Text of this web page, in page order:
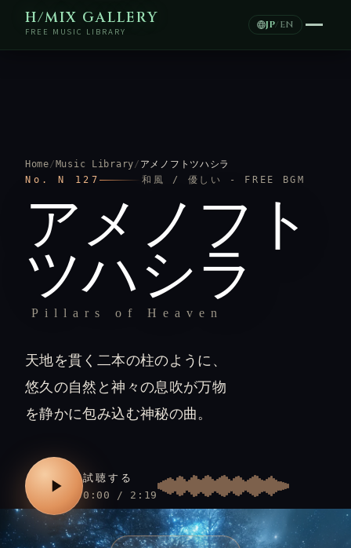
H/MIX GALLERY
FREE MUSIC LIBRARY
JP/ EN
Home/ Music Library/ アメノフトツハシラ
No. N 127
和風 / 優しい - FREE BGM
アメノフト
ツハシラ
Pillars of Heaven
天地を貫く二本の柱のように、
悠久の自然と神々の息吹が万物
を静かに包み込む神秘の曲。
試聴する
0:00 / 2:19